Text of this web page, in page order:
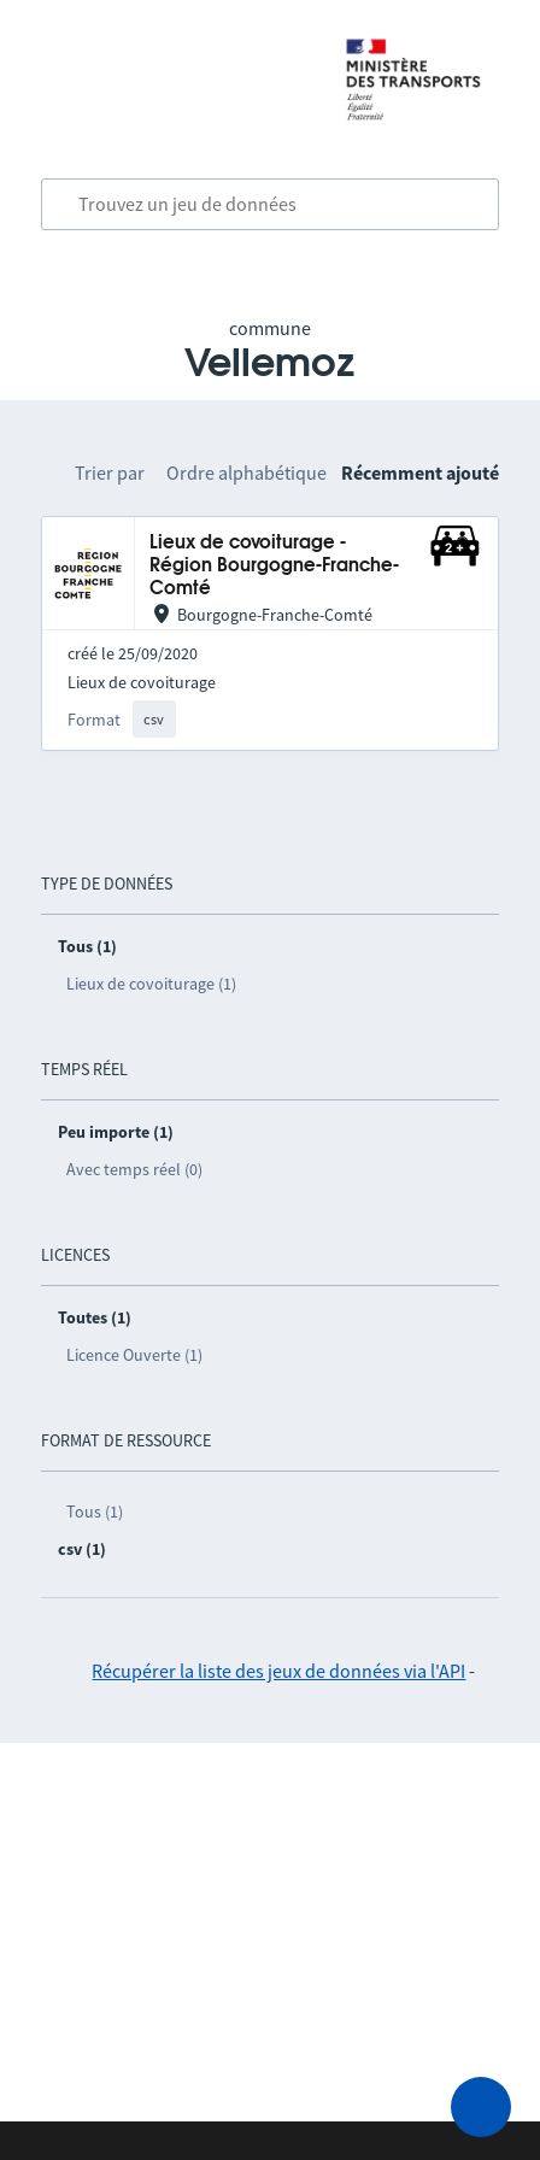
commune
Vellemoz
TYPE DE DONNÉES
Tous (1)
Lieux de covoiturage (1)
TEMPS RÉEL
Peu importe (1)
Avec temps réel (0)
LICENCES
Toutes (1)
Licence Ouverte (1)
FORMAT DE RESSOURCE
Tous (1)
csv (1)
Trier par Ordre alphabétique Récemment ajouté
Lieux de covoiturage -
Région Bourgogne-Franche-
Comté
Bourgogne-Franche-Comté
créé le 25/09/2020
Format csv
Lieux de covoiturage
Récupérer la liste des jeux de données via l'API -